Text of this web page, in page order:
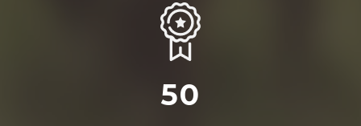
50